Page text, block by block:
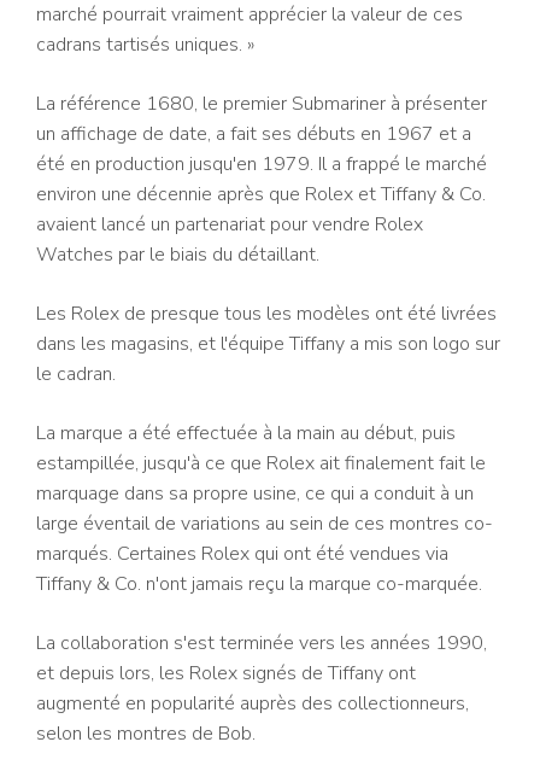
marché pourrait vraiment apprécier la valeur de ces
cadrans tartisés uniques. »
La référence 1680, le premier Submariner à présenter
un affichage de date, a fait ses débuts en 1967 et a
été en production jusqu'en 1979. Il a frappé le marché
environ une décennie après que Rolex et Tiffany & Co.
avaient lancé un partenariat pour vendre Rolex
Watches par le biais du détaillant.
Les Rolex de presque tous les modèles ont été livrées
dans les magasins, et l'équipe Tiffany a mis son logo sur
le cadran.
La marque a été effectuée à la main au début, puis
estampillée, jusqu'à ce que Rolex ait finalement fait le
marquage dans sa propre usine, ce qui a conduit à un
large éventail de variations au sein de ces montres co-
marqués. Certaines Rolex qui ont été vendues via
Tiffany & Co. n'ont jamais reçu la marque co-marquée.
La collaboration s'est terminée vers les années 1990,
et depuis lors, les Rolex signés de Tiffany ont
augmenté en popularité auprès des collectionneurs,
selon les montres de Bob.